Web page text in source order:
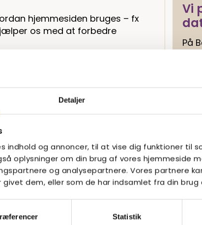
Detaljer
indhold og annoncer, til at vise dig funktioner til
oplysninger om din brug af vores hjemmeside
og analysepartnere. Vores partnere
dem, eller som de har indsamlet fra din
Statistik
hjemmesiden bruges – fx
os med at forbedre
som fx Google Analytics,
er anonym og bruges
besøg på hjemmesiden.
fx hvilke sider du besøger
navn, adresse eller IP-
Vi
På
i
Læs